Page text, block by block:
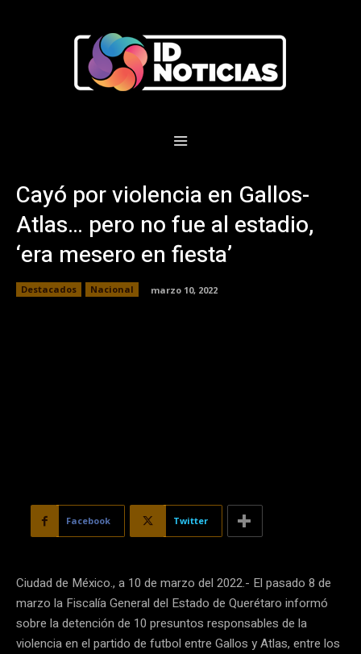
Cayó por violencia en Gallos-
Atlas… pero no fue al estadio,
‘era mesero en fiesta’
Destacados Nacional marzo 10, 2022
Facebook Twitter
Ciudad de México., a 10 de marzo del 2022.- El pasado 8 de
marzo la Fiscalía General del Estado de Querétaro informó
sobre la detención de 10 presuntos responsables de la
violencia en el partido de futbol entre Gallos y Atlas, entre los